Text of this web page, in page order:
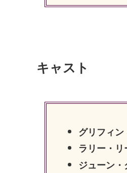
キャスト
グリフィン
ラリー・リ
ジューン・